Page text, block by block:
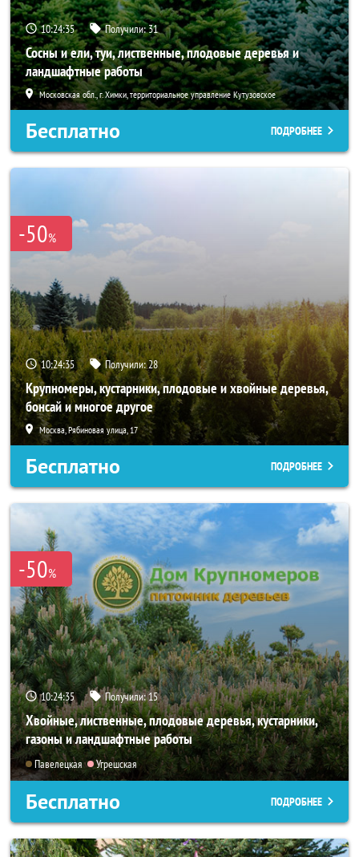
10:24:34 Получили:31
Сосны и ели, туи, лиственные, плодовые деревья и
ландшафтные работы
Московская обл., г. Химки, территориальное управление Кутузовское
Бесплатно ПОДРОБНЕЕ
-50%
10:24:34 Получили:28
Крупномеры, кустарники, плодовые и хвойные деревья,
бонсай и многое другое
Москва, Рябиновая улица, 17
Бесплатно ПОДРОБНЕЕ
-50%
10:24:34 Получили:15
Хвойные, лиственные, плодовые деревья, кустарники,
газоны и ландшафтные работы
Павелецкая Угрешская
Бесплатно ПОДРОБНЕЕ